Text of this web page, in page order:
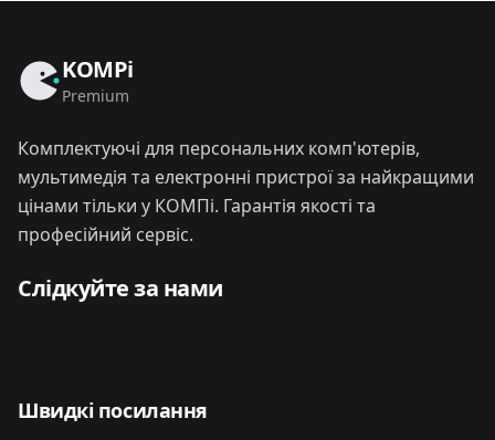
KOMPi
Premium
Комплектуючі для персональних комп'ютерів,
мультимедія та електронні пристрої за найкращими
цінами тільки у КОМПі. Гарантія якості та
професійний сервіс.
Слідкуйте за нами
Швидкі посилання